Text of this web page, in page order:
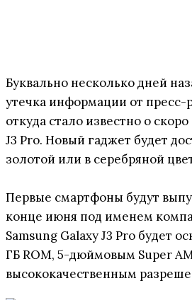
Буквально несколько дней
утечка информации от пресс-
откуда стало известно о
J3 Pro. Новый гаджет будет
золотой или в серебряной
Первые смартфоны будут
конце июня под именем
Samsung Galaxy J3 Pro будет
ГБ ROM, 5-дюймовым Super
высококачественным